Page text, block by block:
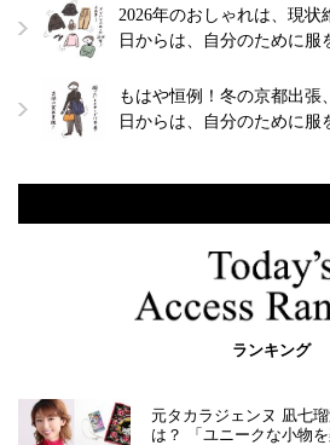
2026年のおしゃれは、現
日からは、自分のために服
もはや恒例！冬の京都出張
日からは、自分のために服
ランキング
元タカラジェンヌ 凪七
は？ 「ユニークな小物